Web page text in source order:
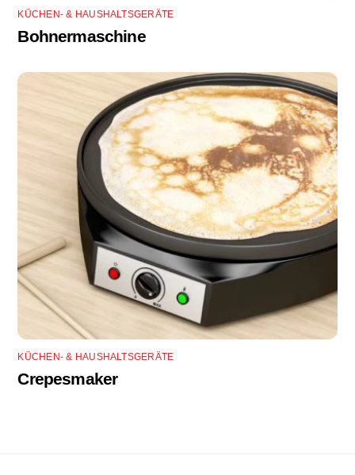
KÜCHEN- & HAUSHALTSGERÄTE
Bohnermaschine
KÜCHEN- & HAUSHALTSGERÄTE
Crepesmaker